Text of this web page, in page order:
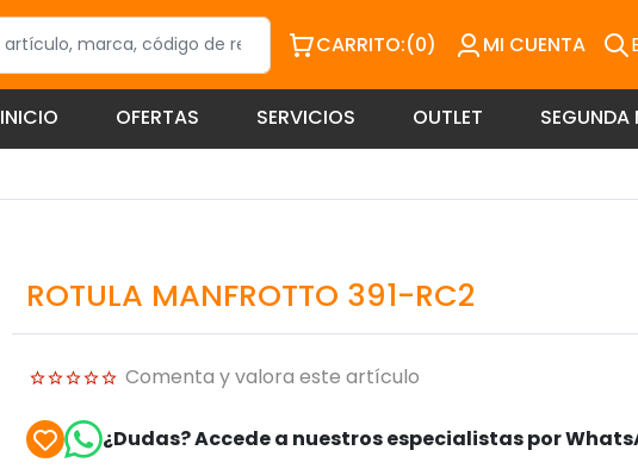
CARRITO:(0) MI CUENTA
INICIO OFERTAS SERVICIOS OUTLET SEGUNDA
ROTULA MANFROTTO 391-RC2
Comenta y valora este artículo
¿Dudas? Accede a nuestros especialistas por